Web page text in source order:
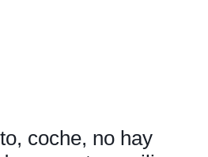
coche, no hay